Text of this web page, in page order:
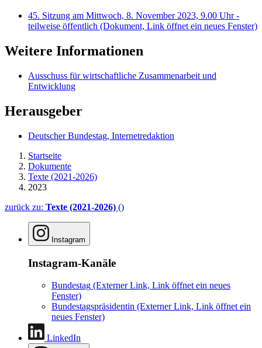
45. Sitzung am Mittwoch, 8. November 2023, 9.00 Uhr -
teilweise öffentlich (Dokument, Link öffnet ein neues Fenster)
Weitere Informationen
Ausschuss für wirtschaftliche Zusammenarbeit und
Entwicklung
Herausgeber
Deutscher Bundestag, Internetredaktion
Startseite
Dokumente
Texte (2021-2026)
2023
zurück zu: Texte (2021-2026) ()
Instagram
Instagram-Kanäle
Bundestag (Externer Link, Link öffnet ein neues
Fenster)
Bundestagspräsidentin (Externer Link, Link öffnet ein
neues Fenster)
LinkedIn